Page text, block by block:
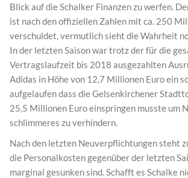
Blick auf die Schalker Finanzen zu werfen.
ist nach den offiziellen Zahlen mit ca. 250
verschuldet, vermutlich sieht die Wahrheit
In der letzten Saison war trotz der für die
Vertragslaufzeit bis 2018 ausgezahlten
Adidas in Höhe von 12,7 Millionen Euro ein
aufgelaufen dass die Gelsenkirchener
25,5 Millionen Euro einspringen musste um
schlimmeres zu verhindern.
Nach den letzten Neuverpflichtungen steht
die Personalkosten gegenüber der letzten
marginal gesunken sind. Schafft es Schalke